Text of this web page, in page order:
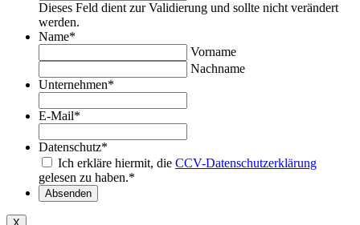
Dieses Feld dient zur Validierung und sollte nicht verändert
werden.
Name*
Vorname
Nachname
Unternehmen*
E-Mail*
Datenschutz*
Ich erkläre hiermit, die CCV-Datenschutzerklärung
gelesen zu haben.*
Absenden